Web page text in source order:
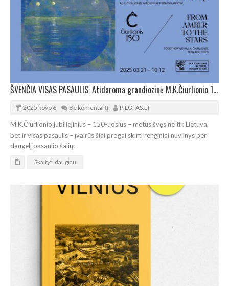
ŠVENČIA VISAS PASAULIS: Atidaroma grandiozinė M.K.Čiurlionio 150-mečio paroda
2025 kovo 6 Be komentarų PILOTAS.LT
M.K.Čiurlionio jubiliejinius – 150-uosius – metus švęs ne tik Lietuva,
bet ir visas pasaulis – įvairūs šiai progai skirti renginiai nuvilnys per
daugelį pasaulio šalių:
Skaityti daugiau